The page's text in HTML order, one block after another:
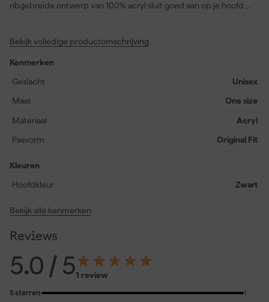
ribgebreide ontwerp van 100% acryl sluit goed aan op je hoofd en
en geeft de muts zijn kenmerkende look. Het Carhartt-label op
dagelijks gebruik buiten of op de werkplaats, want deze beanie
blijft goed zitten en voelt comfortabel, de hele dag door.
Bekijk volledige productomschrijving
Kenmerken
Geslacht
Unisex
Maat One size
Materiaal Acryl
Pasvorm Original Fit
Kleuren
Hoofdkleur
Zwart
Bekijk alle kenmerken
Reviews
5.0 / 51 review
5 sterren
1